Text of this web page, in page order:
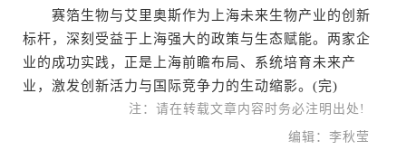
赛箔生物与艾里奥斯作为上海未来生物产业的创新
标杆，深刻受益于上海强大的政策与生态赋能。两家企
业的成功实践，正是上海前瞻布局、系统培育未来产
业，激发创新活力与国际竞争力的生动缩影。(完)
注：请在转载文章内容时务必注明出处!
编辑：李秋莹